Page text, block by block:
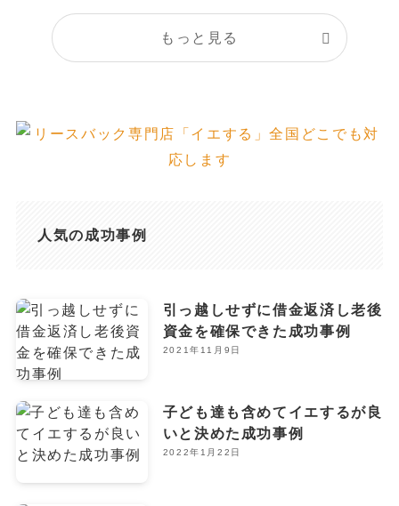
もっと見る
人気の成功事例
引っ越しせずに借金返済し老後
資金を確保できた成功事例
2021年11月9日
子ども達も含めてイエするが良
いと決めた成功事例
2022年1月22日